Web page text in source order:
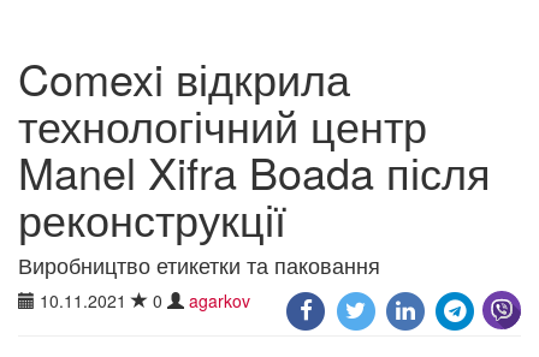
Comexi відкрила
технологічний центр
Manel Xifra Boada після
реконструкції
Виробництво етикетки та паковання
10.11.2021 0 agarkov